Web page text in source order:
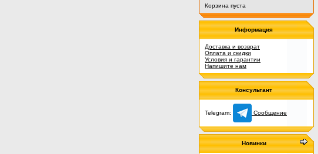
Корзина пуста
Информация
Доставка и возврат
Оплата и скидки
Условия и гарантии
Напишите нам
Консультант
Telegram: Сообщение
Новинки